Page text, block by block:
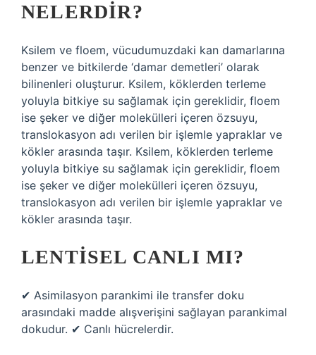
NELERDIR?
Ksilem ve floem, vücudumuzdaki kan damarlarına
benzer ve bitkilerde ‘damar demetleri’ olarak
bilinenleri oluşturur. Ksilem, köklerden terleme
yoluyla bitkiye su sağlamak için gereklidir, floem
ise şeker ve diğer molekülleri içeren özsuyu,
translokasyon adı verilen bir işlemle yapraklar ve
kökler arasında taşır. Ksilem, köklerden terleme
yoluyla bitkiye su sağlamak için gereklidir, floem
ise şeker ve diğer molekülleri içeren özsuyu,
translokasyon adı verilen bir işlemle yapraklar ve
kökler arasında taşır.
LENTISEL CANLI MI?
✔ Asimilasyon parankimi ile transfer doku
arasındaki madde alışverişini sağlayan parankimal
dokudur. ✔ Canlı hücrelerdir.